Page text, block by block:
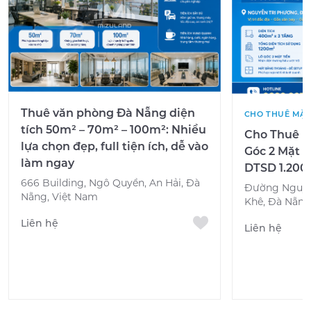
Thuê văn phòng Đà Nẵng diện
tích 50m² – 70m² – 100m²: Nhiều
lựa chọn đẹp, full tiện ích, dễ vào
làm ngay
666 Building, Ngô Quyền, An Hải, Đà
Nẵng, Việt Nam
Liên hệ
CHO THUÊ
Cho Thuê
Góc 2 Mặt
DTSD
Đường
Khê, Đà
Liên hệ